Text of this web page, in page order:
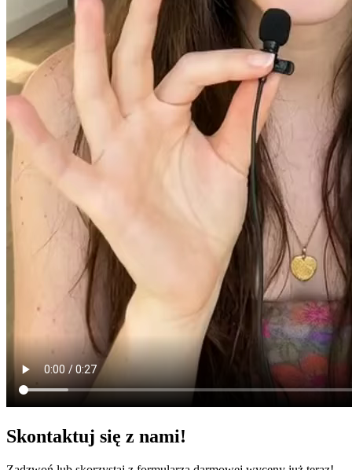
Skontaktuj się z nami!